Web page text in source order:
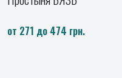
Набор (баня и лицо)